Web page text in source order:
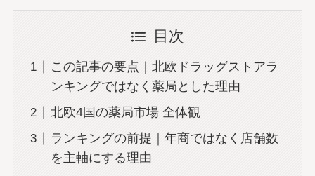
目次
この記事の要点｜北欧ドラッグストアラ
ンキングではなく薬局とした理由
北欧4国の薬局市場 全体観
ランキングの前提｜年商ではなく店舗数
を主軸にする理由